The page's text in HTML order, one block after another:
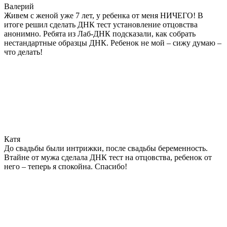
Валерий
Живем с женой уже 7 лет, у ребенка от меня НИЧЕГО! В
итоге решил сделать ДНК тест установление отцовства
анонимно. Ребята из Лаб-ДНК подсказали, как собрать
нестандартные образцы ДНК. Ребенок не мой – сижу думаю –
что делать!
Катя
До свадьбы были интрижки, после свадьбы беременность.
Втайне от мужа сделала ДНК тест на отцовства, ребенок от
него – теперь я спокойна. Спасибо!